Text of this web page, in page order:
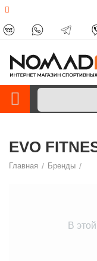
EVO
Главная / Бренды /
В